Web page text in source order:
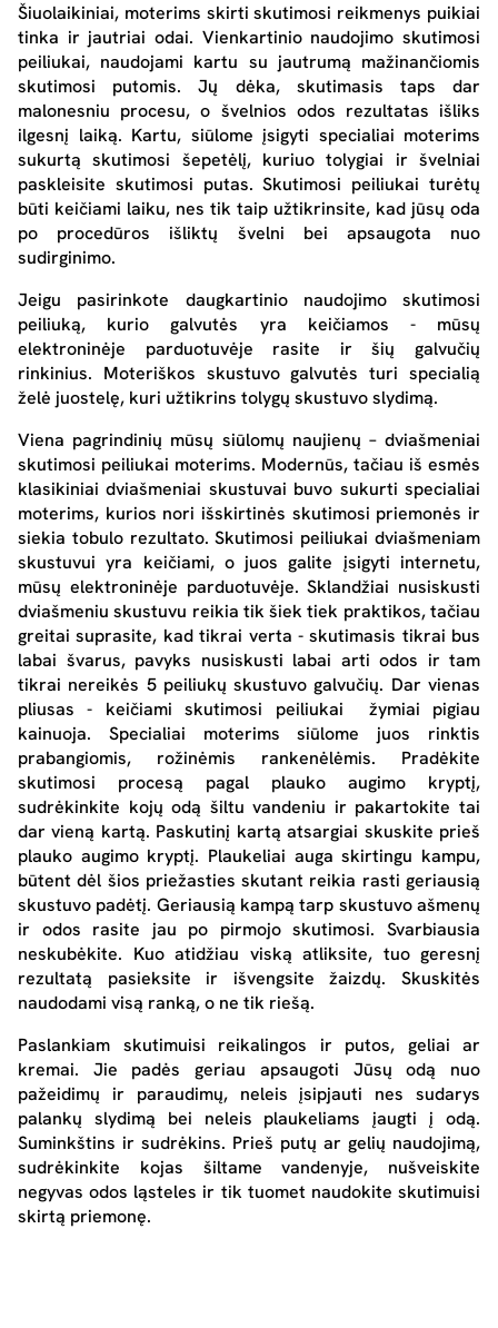
Šiuolaikiniai, moterims skirtiskutimosi reikmenys puikiai
tinka ir jautriai odai. Vienkartinio naudojimo skutimosi
peiliukai, naudojami kartu su jautrumą mažinančiomis
skutimosi putomis. Jų dėka, skutimasis taps dar
malonesniu procesu, o švelnios odos rezultatas išliks
ilgesnį laiką. Kartu, siūlome įsigyti specialiai moterims
sukurtą skutimosi šepetėlį, kuriuo tolygiai ir švelniai
paskleisite skutimosi putas.Skutimosi peiliukai turėtų
būti keičiami laiku, nes tik taip užtikrinsite, kad jūsų oda
po procedūros išliktų švelni bei apsaugota nuo
sudirginimo.
Jeigu pasirinkote daugkartinio naudojimo skutimosi
peiliuką, kurio galvutės yra keičiamos - mūsų
elektroninėje parduotuvėje rasite ir šių galvučių
rinkinius. Moteriškos skustuvo galvutės turi specialią
želė juostelę, kuri užtikrins tolygų skustuvo slydimą.
Viena pagrindinių mūsų siūlomų naujienų – dviašmeniai
skutimosi peiliukai moterims. Modernūs, tačiau iš esmės
klasikiniai dviašmeniai skustuvai buvo sukurti specialiai
moterims, kurios nori išskirtinės skutimosi priemonės ir
siekia tobulo rezultato.Skutimosi peiliukai dviašmeniam
skustuvui yra keičiami, o juos galite įsigyti internetu,
mūsų elektroninėje parduotuvėje. Sklandžiai nusiskusti
dviašmeniu skustuvu reikia tik šiek tiek praktikos, tačiau
greitai suprasite, kad tikrai verta - skutimasis tikrai bus
labai švarus, pavyks nusiskusti labai arti odos ir tam
tikrai nereikės 5 peiliukų skustuvo galvučių. Dar vienas
pliusas - keičiami skutimosi peiliukai žymiai pigiau
kainuoja. Specialiai moterims siūlome juos rinktis
prabangiomis, rožinėmis rankenėlėmis. Pradėkite
skutimosi procesą pagal plauko augimo kryptį,
sudrėkinkite kojų odą šiltu vandeniu ir pakartokite tai
dar vieną kartą. Paskutinį kartą atsargiai skuskite prieš
plauko augimo kryptį. Plaukeliai auga skirtingu kampu,
būtent dėl šios priežasties skutant reikia rasti geriausią
skustuvo padėtį. Geriausią kampą tarp skustuvo ašmenų
ir odos rasite jau po pirmojo skutimosi. Svarbiausia
neskubėkite. Kuo atidžiau viską atliksite, tuo geresnį
rezultatą pasieksite ir išvengsite žaizdų. Skuskitės
naudodami visą ranką, o ne tik riešą.
Paslankiam skutimuisi reikalingos ir putos, geliai ar
kremai. Jie padės geriau apsaugoti Jūsų odą nuo
pažeidimų ir paraudimų, neleis įsipjauti nes sudarys
palankų slydimą bei neleis plaukeliams įaugti į odą.
Suminkštins ir sudrėkins. Prieš putų ar gelių naudojimą,
sudrėkinkite kojas šiltame vandenyje, nušveiskite
negyvas odos ląsteles ir tik tuomet naudokite skutimuisi
skirtą priemonę.